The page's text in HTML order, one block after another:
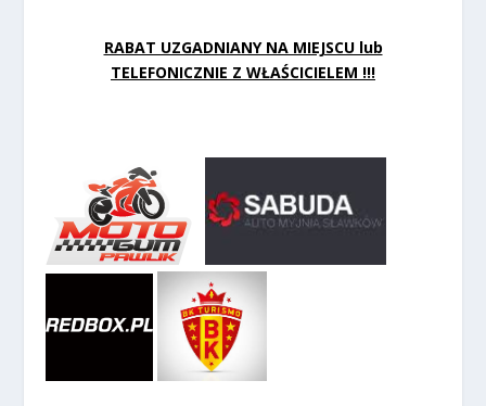
RABAT UZGADNIANY NA MIEJSCU lub
TELEFONICZNIE Z WŁAŚCICIELEM !!!